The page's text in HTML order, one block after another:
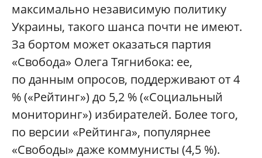
максимально независимую политику
Украины, такого шанса почти не имеют.
За бортом может оказаться партия
«Свобода» Олега Тягнибока: ее,
по данным опросов, поддерживают от 4
% («Рейтинг») до 5,2 % («Социальный
мониторинг») избирателей. Более того,
по версии «Рейтинга», популярнее
«Свободы» даже коммунисты (4,5 %).